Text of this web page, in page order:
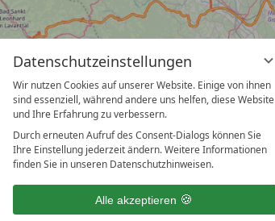
Datenschutzeinstellungen
Wir nutzen Cookies auf unserer Website. Einige von ihnen
sind essenziell, während andere uns helfen, diese Website
und Ihre Erfahrung zu verbessern.
Durch erneuten Aufruf des Consent-Dialogs können Sie
Ihre Einstellung jederzeit ändern. Weitere Informationen
finden Sie in unseren Datenschutzhinweisen.
Alle akzeptieren